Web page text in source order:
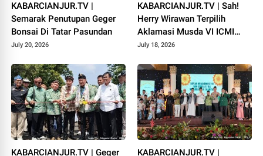
KABARCIANJUR.TV |
Semarak Penutupan Geger
Bonsai Di Tatar Pasundan
July 20, 2026
KABARCIANJUR.TV | Sah!
Herry Wirawan Terpilih
Aklamasi Musda VI ICMI
Orda Cianjur
July 18, 2026
KABARCIANJUR.TV | Geger KABARCIANJUR.TV |